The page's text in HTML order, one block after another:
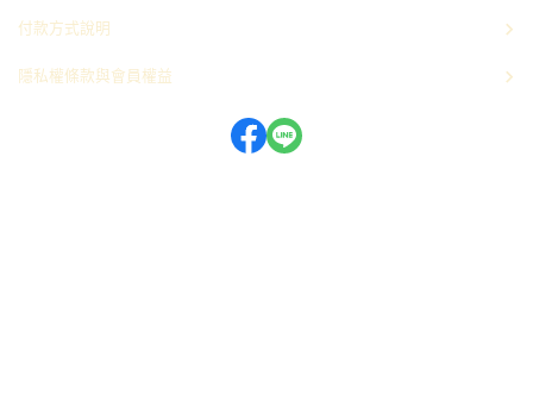
付款方式說明
隱私權條款與會員權益